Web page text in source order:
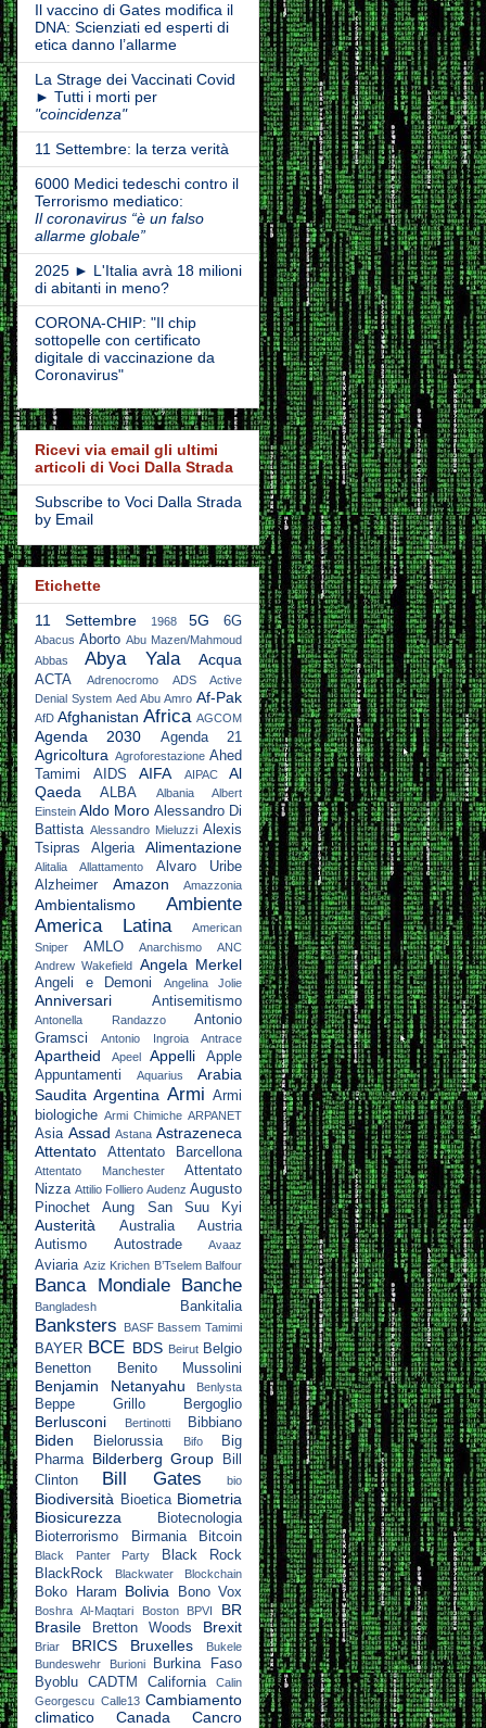
Il vaccino di Gates modifica il
DNA: Scienziati ed esperti di
etica danno l’allarme
La Strage dei Vaccinati Covid
► Tutti i morti per
"coincidenza"
11 Settembre: la terza verità
6000 Medici tedeschi contro il
Terrorismo mediatico:
Il coronavirus “è un falso
allarme globale”
2025 ► L'Italia avrà 18 milioni
di abitanti in meno?
CORONA-CHIP: "Il chip
sottopelle con certificato
digitale di vaccinazione da
Coronavirus"
Ricevi via email gli ultimi
articoli di Voci Dalla Strada
Subscribe to Voci Dalla Strada
by Email
Etichette
11 Settembre
1968 5G 6G
Abacus Aborto Abu Mazen/Mahmoud
Abbas
Abya Yala Acqua
ACTA Adrenocromo
ADS Active
Denial System Aed Abu Amro Af-Pak
AfD Afghanistan Africa AGCOM
Agenda 2030 Agenda 21
Agricoltura Agroforestazione Ahed
Tamimi
AIDS AIFA AIPAC
Al
Qaeda
ALBA Albania
Albert
Einstein Aldo Moro Alessandro Di
Battista Alessandro Mieluzzi Alexis
Tsipras
Algeria Alimentazione
Alitalia Allattamento
Alvaro Uribe
Alzheimer
Amazon Amazzonia
Ambientalismo
Ambiente
America Latina
American
Sniper
AMLO Anarchismo
ANC
Andrew Wakefield Angela Merkel
Angeli e Demoni Angelina Jolie
Anniversari Antisemitismo
Antonella Randazzo
Antonio
Gramsci
Antonio Ingroia Antrace
Apartheid Apeel Appelli
Apple
Appuntamenti
Aquarius
Arabia
Saudita Argentina Armi Armi
biologiche Armi Chimiche ARPANET
Asia Assad Astana Astrazeneca
Attentato
Attentato Barcellona
Attentato Manchester
Attentato
Nizza Attilio Folliero Audenz Augusto
Pinochet
Aung San Suu Kyi
Austerità Australia
Austria
Autismo
Autostrade Avaaz
Aviaria Aziz Krichen B’Tselem Balfour
Banca Mondiale Banche
Bangladesh Bankitalia
Banksters BASF Bassem Tamimi
BAYER BCE BDS Beirut Belgio
Benetton
Benito Mussolini
Benjamin Netanyahu Benlysta
Beppe Grillo Bergoglio
Berlusconi Bertinotti Bibbiano
Biden Bielorussia Bifo
Big
Pharma
Bilderberg Group
Bill
Clinton
Bill Gates bio
Biodiversità Bioetica Biometria
Biosicurezza
Biotecnologia
Bioterrorismo
Birmania Bitcoin
Black Panter Party
Black Rock
BlackRock
Blackwater Blockchain
Boko Haram Bolivia Bono Vox
Boshra Al-Maqtari Boston BPVI
BR
Brasile
Bretton Woods Brexit
Briar BRICS Bruxelles
Bukele
Bundeswehr
Burioni
Burkina Faso
Byoblu
CADTM California
Calin
Georgescu Calle13 Cambiamento
climatico
Canada Cancro